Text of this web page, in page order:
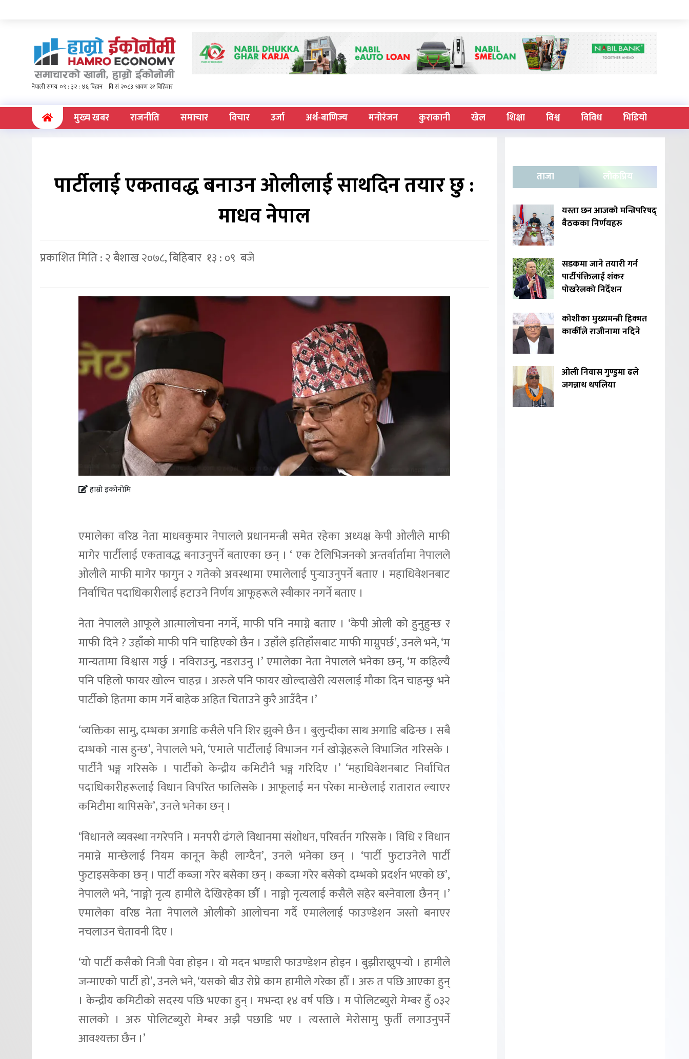
(current)मुख्य खबर राजनीति समाचार विचार उर्जा अर्थ-बाणिज्य मनोरंजन कुराकानी खेल शिक्षा विश्व विविध भिडियो
पार्टीलाई एकतावद्ध बनाउन ओलीलाई साथदिन तयार छु :
माधव नेपाल
प्रकाशित मिति : २ बैशाख २०७८, बिहिबार १३ : ०९ बजे
हाम्रो इकोनोमि
एमालेका वरिष्ठ नेता माधवकुमार नेपालले प्रधानमन्त्री समेत रहेका अध्यक्ष केपी ओलीले माफी
मागेर पार्टीलाई एकतावद्ध बनाउनुपर्ने बताएका छन् । ‘ एक टेलिभिजनको अन्तर्वार्तामा नेपालले
ओलीले माफी मागेर फागुन २ गतेको अवस्थामा एमालेलाई पुर्‍याउनुपर्ने बताए । महाधिवेशनबाट
निर्वाचित पदाधिकारीलाई हटाउने निर्णय आफूहरूले स्वीकार नगर्ने बताए ।
नेता नेपालले आफूले आत्मालोचना नगर्ने, माफी पनि नमाग्ने बताए । ‘केपी ओली को हुनुहुन्छ र
माफी दिने ? उहाँको माफी पनि चाहिएको छैन । उहाँले इतिहाँसबाट माफी माग्नुपर्छ’, उनले भने, ‘म
मान्यतामा विश्वास गर्छु । नविराउनु, नडराउनु ।’ एमालेका नेता नेपालले भनेका छन्, ‘म कहिल्यै
पनि पहिलो फायर खोल्न चाहन्न । अरुले पनि फायर खोल्दाखेरी त्यसलाई मौका दिन चाहन्छु भने
पार्टीको हितमा काम गर्ने बाहेक अहित चिताउने कुरै आउँदैन ।’
‘व्यक्तिका सामु, दम्भका अगाडि कसैले पनि शिर झुक्ने छैन । बुलुन्दीका साथ अगाडि बढिन्छ । सबै
दम्भको नास हुन्छ’, नेपालले भने, ‘एमाले पार्टीलाई विभाजन गर्न खोज्नेहरूले विभाजित गरिसके ।
पार्टीनै भङ्ग गरिसके । पार्टीको केन्द्रीय कमिटीनै भङ्ग गरिदिए ।’ ‘महाधिवेशनबाट निर्वाचित
पदाधिकारीहरूलाई विधान विपरित फालिसके । आफूलाई मन परेका मान्छेलाई रातारात ल्याएर
कमिटीमा थापिसके’, उनले भनेका छन् ।
‘विधानले व्यवस्था नगरेपनि । मनपरी ढंगले विधानमा संशोधन, परिवर्तन गरिसके । विधि र विधान
नमान्ने मान्छेलाई नियम कानून केही लाग्दैन’, उनले भनेका छन् । ‘पार्टी फुटाउनेले पार्टी
फुटाइसकेका छन् । पार्टी कब्जा गरेर बसेका छन् । कब्जा गरेर बसेको दम्भको प्रदर्शन भएको छ’,
नेपालले भने, ‘नाङ्गो नृत्य हामीले देखिरहेका छौँ । नाङ्गो नृत्यलाई कसैले सहेर बस्नेवाला छैनन् ।’
एमालेका वरिष्ठ नेता नेपालले ओलीको आलोचना गर्दै एमालेलाई फाउण्डेशन जस्तो बनाएर
नचलाउन चेतावनी दिए ।
‘यो पार्टी कसैको निजी पेवा होइन । यो मदन भण्डारी फाउण्डेशन होइन । बुझीराख्नुपर्‍यो । हामीले
जन्माएको पार्टी हो’, उनले भने, ‘यसको बीउ रोप्ने काम हामीले गरेका हौँ । अरु त पछि आएका हुन्
। केन्द्रीय कमिटीको सदस्य पछि भएका हुन् । मभन्दा १४ वर्ष पछि । म पोलिटब्युरो मेम्बर हुँ ०३२
सालको । अरु पोलिटब्युरो मेम्बर अझै पछाडि भए । त्यस्ताले मेरोसामु फुर्ती लगाउनुपर्ने
आवश्यक्ता छैन ।’
ताजा लोकप्रिय
यस्ता छन आजको मन्त्रिपरिषद्
बैठकका निर्णयहरु
सडकमा जाने तयारी गर्न
पार्टीपंक्तिलाई शंकर
पोखरेलको निर्देशन
कोशीका मुख्यमन्त्री हिक्मत
कार्कीले राजीनामा नदिने
ओली निवास गुण्डुमा ढले
जगन्नाथ थपलिया